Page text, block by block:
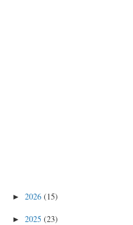
► 2026 (15)
► 2025 (23)